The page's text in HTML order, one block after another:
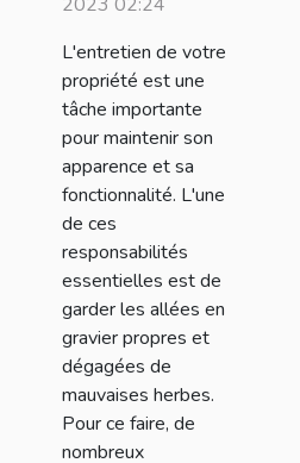
maison avec un
outil spécialisé
?
L'entretien de votre
propriété est une
tâche importante
pour maintenir son
apparence et sa
fonctionnalité. L'une
de ces
responsabilités
essentielles est de
garder les allées en
gravier propres et
dégagées de
mauvaises herbes.
Pour ce faire, de
nombreux